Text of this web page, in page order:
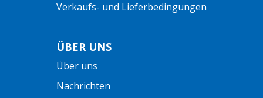
Verkaufs- und Lieferbedingungen
ÜBER UNS
Über uns
Nachrichten